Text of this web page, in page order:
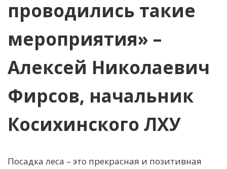
проводились такие
мероприятия» –
Алексей Николаевич
Фирсов, начальник
Косихинского ЛХУ
Посадка леса – это прекрасная и позитивная